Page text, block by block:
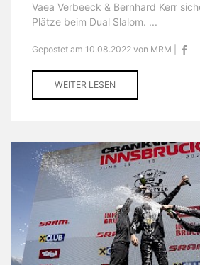
Vaea Verbeeck & Bernhard Kerr
Plätze beim Dual Slalom. ...
Gepostet am 10.08.2022 von MRM |
WEITER LESEN